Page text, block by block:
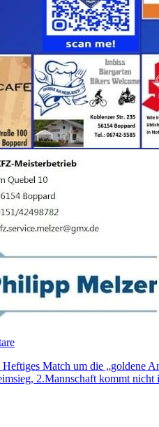
Match um die „goldene
2.Mannschaft kommt nicht